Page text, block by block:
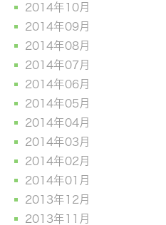
2014年10月
2014年09月
2014年08月
2014年07月
2014年06月
2014年05月
2014年04月
2014年03月
2014年02月
2014年01月
2013年12月
2013年11月